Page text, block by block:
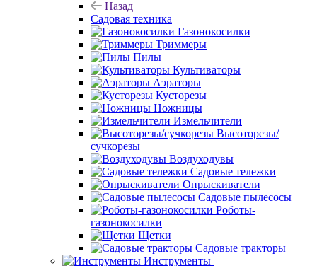
Назад
Садовая техника
Газонокосилки
Триммеры
Пилы
Культиваторы
Аэраторы
Кусторезы
Ножницы
Измельчители
Высоторезы/
сучкорезы
Воздуходувы
Садовые тележки
Опрыскиватели
Садовые пылесосы
Роботы-
газонокосилки
Щетки
Садовые тракторы
Инструменты